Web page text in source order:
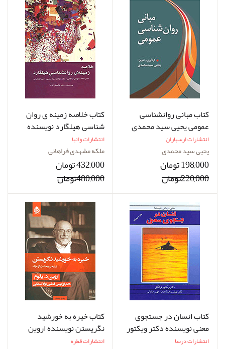
کتاب مبانی روانشناسی
عمومی یحیی سید محمدی
انتشارات ارسباران
یحیی سید محمدی
198,000 تومان
220,000تومان
کتاب خلاصه زمینه ی روان
شناسی هیلگارد نویسنده
دکتر ملکه مشهدی فراهانی
انتشارات وانیا
ملکه مشهدی فراهانی
432,000 تومان
480,000تومان
کتاب انسان در جستجوی
معنی نویسنده دکتر ویکتور
فرانکل مترجم دکتر نهضت
انتشارات درسا
کتاب خیره به خورشید
نگریستن نویسنده اروین
یالوم مترجم اورانوس قطبی
انتشارات قطره